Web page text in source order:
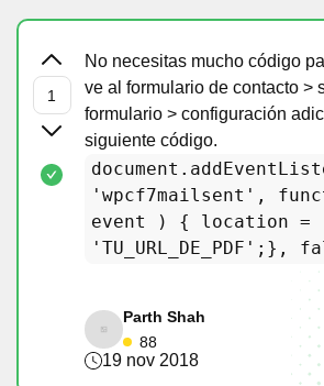
No necesitas mucho código
ve al formulario de contacto >
formulario > configuración
siguiente código.
'wpcf7mailsent',
event ) { location =
'TU_URL_DE_PDF';},
Parth Shah
88
19 nov 2018